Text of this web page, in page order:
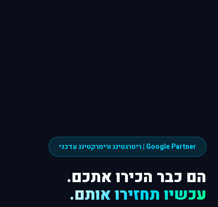
Google Partner | ריטרגטינג ורימרקטינג עדכני
הם כבר הכירו אתכם.
עכשיו תחזירו אותם.